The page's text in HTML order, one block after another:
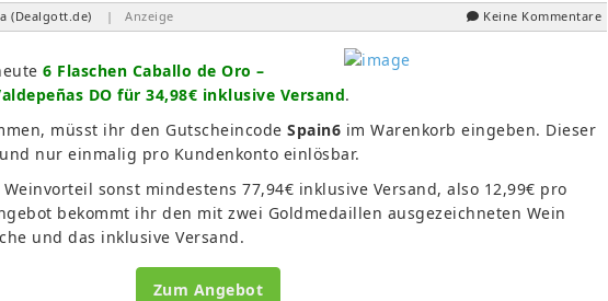
(Dealgott.de) | Anzeige Keine Kommentare
6 Flaschen Caballo de Oro –
DO für 34,98€ inklusive Versand.
müsst ihr den Gutscheincode Spain6 im Warenkorb eingeben. Dieser
nur einmalig pro Kundenkonto einlösbar.
sonst mindestens 77,94€ inklusive Versand, also 12,99€ pro
bekommt ihr den mit zwei Goldmedaillen ausgezeichneten Wein
und das inklusive Versand.
Zum Angebot